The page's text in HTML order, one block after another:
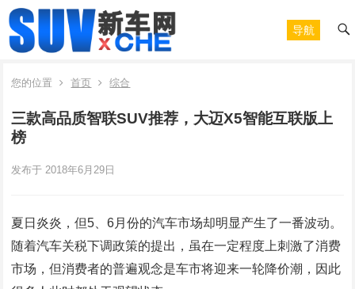
导航
您的位置 首页 综合
三款高品质智联SUV推荐，大迈X5智能互联版上
榜
发布于 2018年6月29日
夏日炎炎，但5、6月份的汽车市场却明显产生了一番波动。
随着汽车关税下调政策的提出，虽在一定程度上刺激了消费
市场，但消费者的普遍观念是车市将迎来一轮降价潮，因此